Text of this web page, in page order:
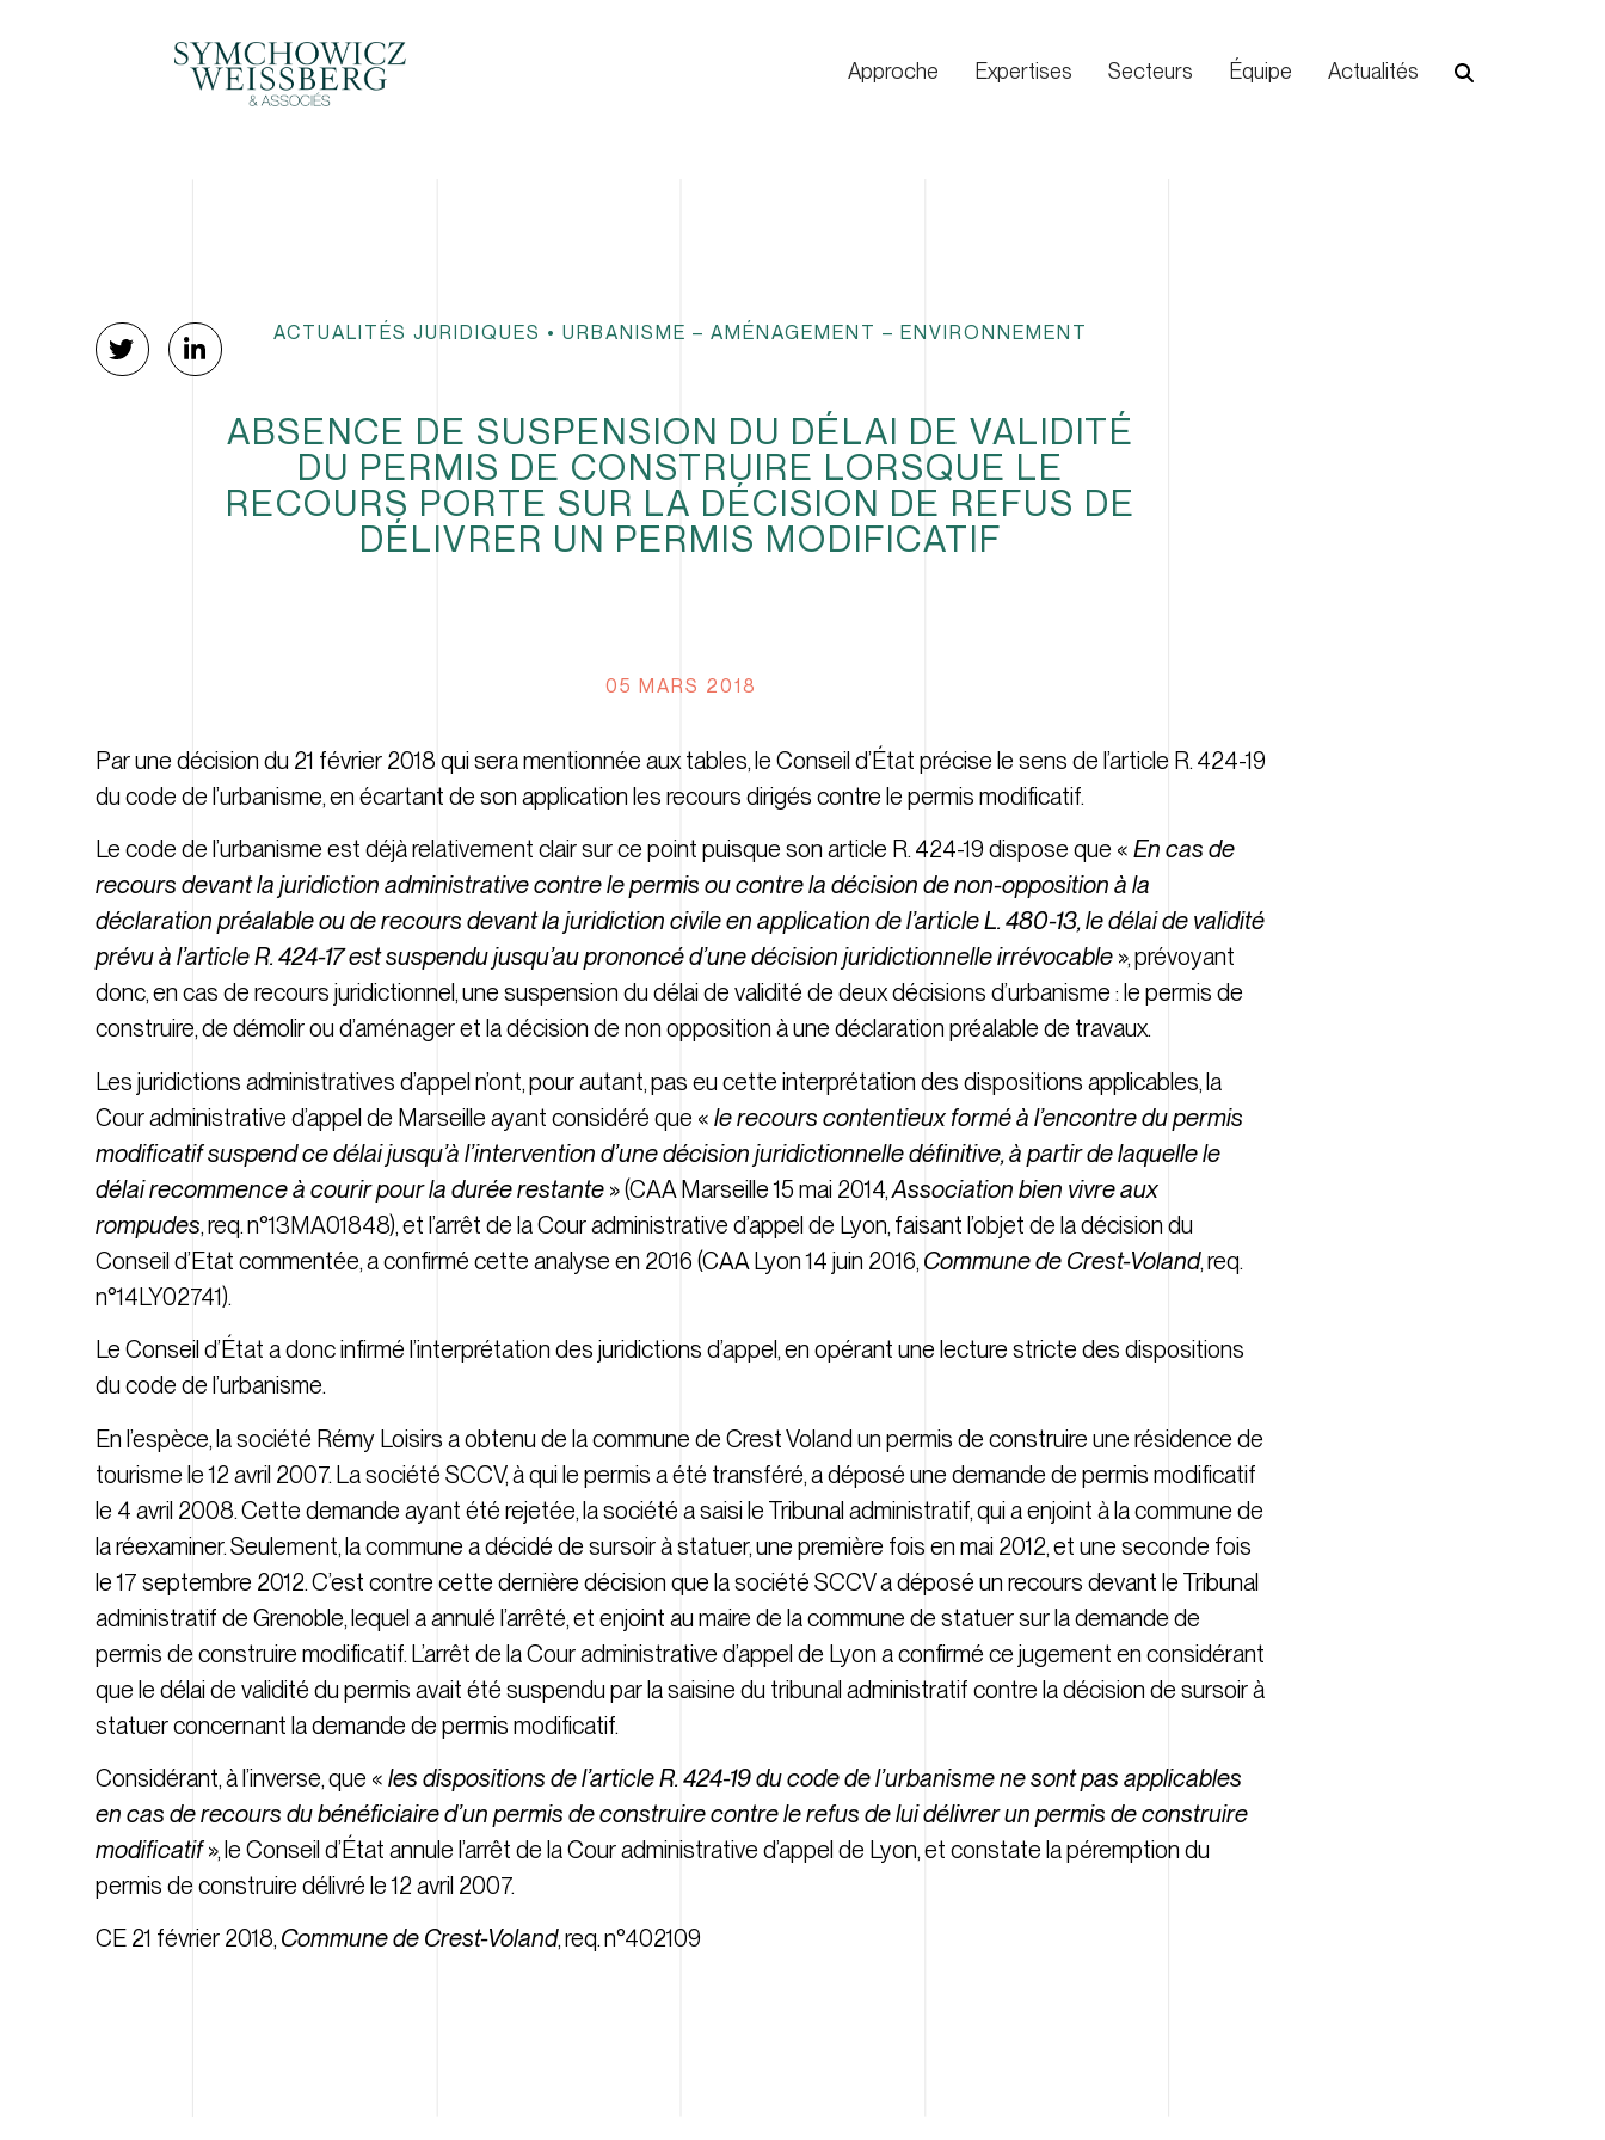
Approche Expertises Secteurs Équipe Actualités
ACTUALITÉS JURIDIQUES • URBANISME – AMÉNAGEMENT – ENVIRONNEMENT
ABSENCE DE SUSPENSION DU DÉLAI DE VALIDITÉ
DU PERMIS DE CONSTRUIRE LORSQUE LE
RECOURS PORTE SUR LA DÉCISION DE REFUS DE
DÉLIVRER UN PERMIS MODIFICATIF
05 MARS 2018
Par une décision du 21 février 2018 qui sera mentionnée aux tables, le Conseil d’État précise le sens de l’article R. 424-19
du code de l’urbanisme, en écartant de son application les recours dirigés contre le permis modificatif.
Le code de l’urbanisme est déjà relativement clair sur ce point puisque son article R. 424-19 dispose que « En cas de
recours devant la juridiction administrative contre le permis ou contre la décision de non-opposition à la
déclaration préalable ou de recours devant la juridiction civile en application de l’article L. 480-13, le délai de validité
prévu à l’article R. 424-17 est suspendu jusqu’au prononcé d’une décision juridictionnelle irrévocable », prévoyant
donc, en cas de recours juridictionnel, une suspension du délai de validité de deux décisions d’urbanisme : le permis de
construire, de démolir ou d’aménager et la décision de non opposition à une déclaration préalable de travaux.
Les juridictions administratives d’appel n’ont, pour autant, pas eu cette interprétation des dispositions applicables, la
Cour administrative d’appel de Marseille ayant considéré que « le recours contentieux formé à l’encontre du permis
modificatif suspend ce délai jusqu’à l’intervention d’une décision juridictionnelle définitive, à partir de laquelle le
délai recommence à courir pour la durée restante » (CAA Marseille 15 mai 2014,Association bien vivre aux
rompudes, req. n°13MA01848), et l’arrêt de la Cour administrative d’appel de Lyon, faisant l’objet de la décision du
Conseil d’Etat commentée, a confirmé cette analyse en 2016 (CAA Lyon 14 juin 2016, Commune de Crest-Voland, req.
n°14LY02741).
Le Conseil d’État a donc infirmé l’interprétation des juridictions d’appel, en opérant une lecture stricte des dispositions
du code de l’urbanisme.
En l’espèce, la société Rémy Loisirs a obtenu de la commune de Crest Voland un permis de construire une résidence de
tourisme le 12 avril 2007. La société SCCV, à qui le permis a été transféré, a déposé une demande de permis modificatif
le 4 avril 2008. Cette demande ayant été rejetée, la société a saisi le Tribunal administratif, qui a enjoint à la commune de
la réexaminer. Seulement, la commune a décidé de sursoir à statuer, une première fois en mai 2012, et une seconde fois
le 17 septembre 2012. C’est contre cette dernière décision que la société SCCV a déposé un recours devant le Tribunal
administratif de Grenoble, lequel a annulé l’arrêté, et enjoint au maire de la commune de statuer sur la demande de
permis de construire modificatif. L’arrêt de la Cour administrative d’appel de Lyon a confirmé ce jugement en considérant
que le délai de validité du permis avait été suspendu par la saisine du tribunal administratif contre la décision de sursoir à
statuer concernant la demande de permis modificatif.
Considérant, à l’inverse, que « les dispositions de l’article R. 424-19 du code de l’urbanisme ne sont pas applicables
en cas de recours du bénéficiaire d’un permis de construire contre le refus de lui délivrer un permis de construire
modificatif», le Conseil d’État annule l’arrêt de la Cour administrative d’appel de Lyon, et constate la péremption du
permis de construire délivré le 12 avril 2007.
CE 21 février 2018,Commune de Crest-Voland, req. n°402109